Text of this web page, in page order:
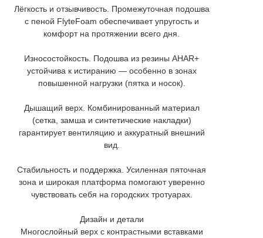
Лёгкость и отзывчивость. Промежуточная подошва
с пеной FlyteFoam обеспечивает упругость и
комфорт на протяжении всего дня.
Износостойкость. Подошва из резины AHAR+
устойчива к истиранию — особенно в зонах
повышенной нагрузки (пятка и носок).
Дышащий верх. Комбинированный материал
(сетка, замша и синтетические накладки)
гарантирует вентиляцию и аккуратный внешний
вид.
Стабильность и поддержка. Усиленная пяточная
зона и широкая платформа помогают уверенно
чувствовать себя на городских тротуарах.
Дизайн и детали
Многослойный верх с контрастными вставками